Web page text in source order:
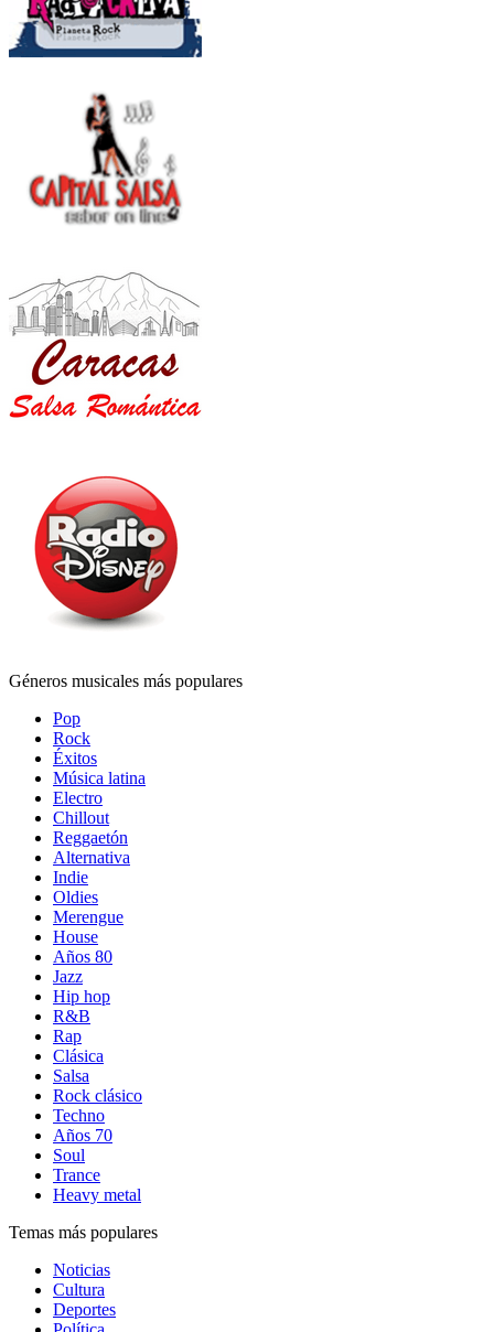
Géneros musicales más populares
Pop
Rock
Éxitos
Música latina
Electro
Chillout
Reggaetón
Alternativa
Indie
Oldies
Merengue
House
Años 80
Jazz
Hip hop
R&B
Rap
Clásica
Salsa
Rock clásico
Techno
Años 70
Soul
Trance
Heavy metal
Temas más populares
Noticias
Cultura
Deportes